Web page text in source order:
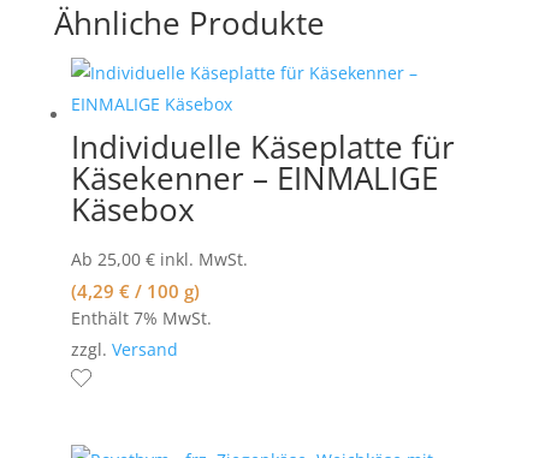
Ähnliche Produkte
Individuelle Käseplatte für
Käsekenner – EINMALIGE
Käsebox
Ab 25,00 € inkl. MwSt.
(4,29 €/ 100 g)
Enthält 7% MwSt.
zzgl. Versand